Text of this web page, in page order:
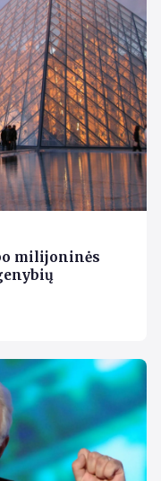
milijoninės